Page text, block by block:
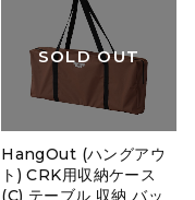
SOLD OUT
HangOut (ハングアウ
ト) CRK用収納ケース
(C) テーブル 収納 バッ